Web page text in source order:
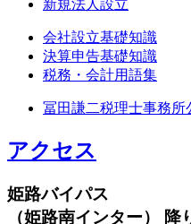
新規法人設立
会社設立基礎知識
決算申告基礎知識
税務・会計用語集
冨田謙二税理士事務所
アクセス
姫路バイパス
（姫路南インター） 降